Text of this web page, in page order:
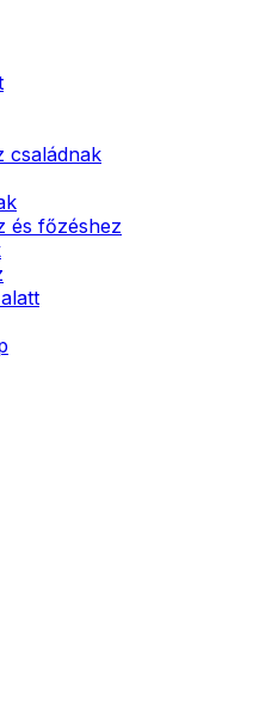
családnak
és főzéshez